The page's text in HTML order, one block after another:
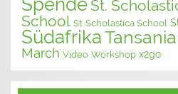
St.
School St. Scholastica School
SüdafrikaTansania
March Video Workshop x2go